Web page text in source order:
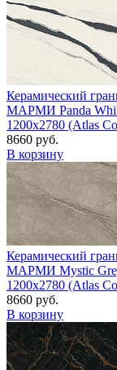
Керамический
МАРМИ Panda
1200x2780 (Atlas
8660 руб.
В корзину
Керамический
МАРМИ Mystic Grey
1200x2780 (Atlas
8660 руб.
В корзину